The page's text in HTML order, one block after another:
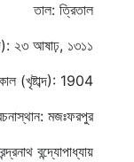
তাল: ত্রিতাল
২৩ আষাঢ়, ১৩১১
(খৃষ্টাব্দ): 1904
মজঃফরপুর
বন্দ্যোপাধ্যায়